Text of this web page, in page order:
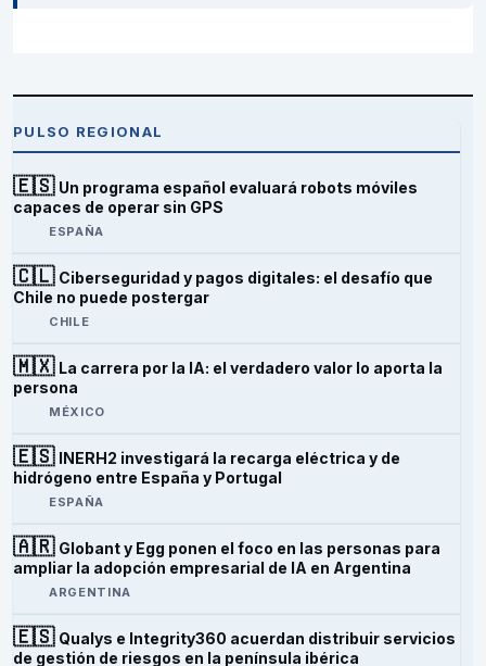
PULSO REGIONAL
🇪🇸 Un programa español evaluará robots móviles
capaces de operar sin GPS
ESPAÑA
🇨🇱 Ciberseguridad y pagos digitales: el desafío que
Chile no puede postergar
CHILE
🇲🇽 La carrera por la IA: el verdadero valor lo aporta la
persona
MÉXICO
🇪🇸 INERH2 investigará la recarga eléctrica y de
hidrógeno entre España y Portugal
ESPAÑA
🇦🇷 Globant y Egg ponen el foco en las personas para
ampliar la adopción empresarial de IA en Argentina
ARGENTINA
🇪🇸 Qualys e Integrity360 acuerdan distribuir servicios
de gestión de riesgos en la península ibérica